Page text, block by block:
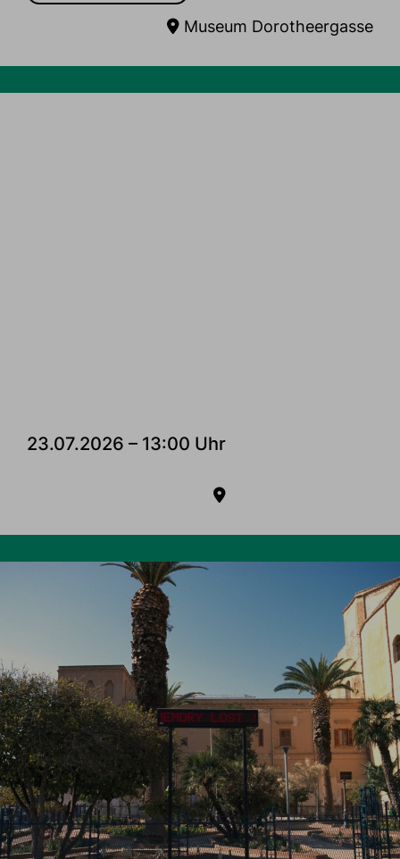
Museum Dorotheergasse
23.07.2026 – 13:00 Uhr